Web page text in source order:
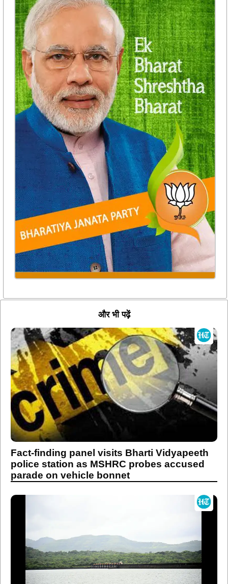
और भी पढ़ें
Fact-finding panel visits Bharti Vidyapeeth
police station as MSHRC probes accused
parade on vehicle bonnet